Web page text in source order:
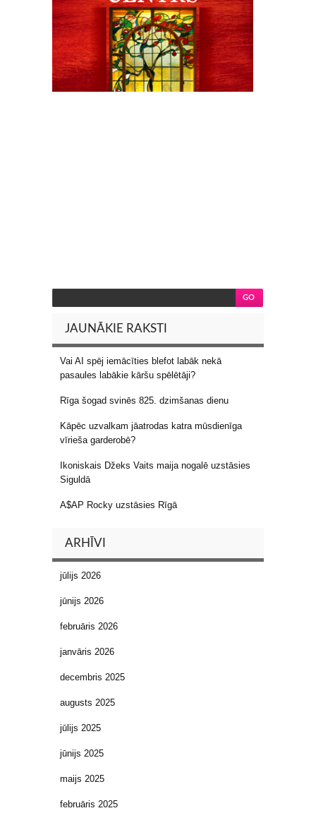
JAUNĀKIE RAKSTI
Vai AI spēj iemācīties blefot labāk nekā
pasaules labākie kāršu spēlētāji?
Rīga šogad svinēs 825. dzimšanas dienu
Kāpēc uzvalkam jāatrodas katra mūsdienīga
vīrieša garderobē?
Ikoniskais Džeks Vaits maija nogalē uzstāsies
Siguldā
A$AP Rocky uzstāsies Rīgā
ARHĪVI
jūlijs 2026
jūnijs 2026
februāris 2026
janvāris 2026
decembris 2025
augusts 2025
jūlijs 2025
jūnijs 2025
maijs 2025
februāris 2025